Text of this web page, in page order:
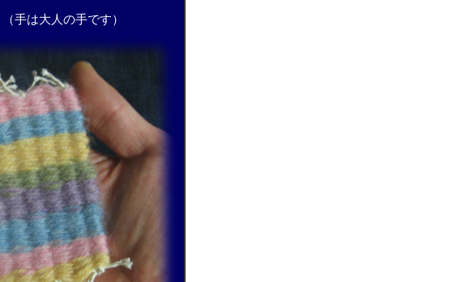
手は大人の手です）